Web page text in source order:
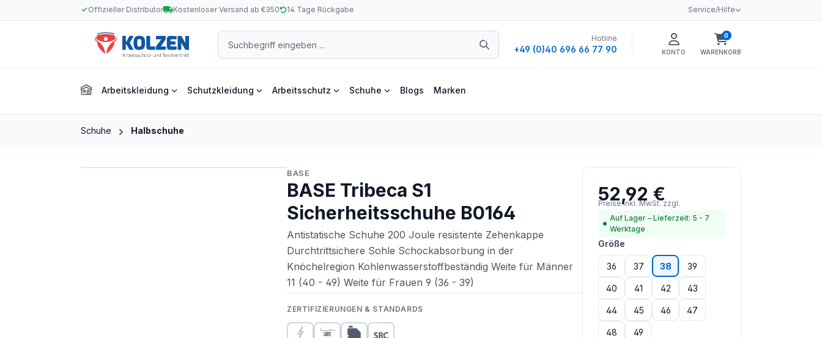
Hauptinhalt springen
Zur Suche springen
Zur Hauptnavigation springen
Offizieller Distributor Kostenloser Versand ab €350 14 Tage Rückgabe Service/Hilfe
Hotline
+49 (0)40 696 66 77 90 KONTO
0
WARENKORB
Warenkorb enthält
Arbeitskleidung Schutzkleidung Arbeitsschutz Schuhe Blogs Marken
Schuhe Halbschuhe
BASE
BASE Tribeca S1
Sicherheitsschuhe B0164
Antistatische Schuhe 200 Joule resistente Zehenkappe
Durchtrittsichere Sohle Schockabsorbung in der
Knöchelregion Kohlenwasserstoffbeständig Weite für Männer
11 (40 - 49) Weite für Frauen 9 (36 - 39)
ZERTIFIZIERUNGEN & STANDARDS
Regulärer Preis:
52,92 €
Preise inkl. MwSt. zzgl.
Versandkosten
Auf Lager – Lieferzeit: 5 - 7
Werktage
Größe
36 37 38 39
40 41 42 43
44 45 46 47
48 49